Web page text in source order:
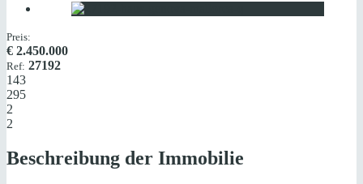
Preis:
€ 2.450.000
Ref: 27192
143
295
2
2
Beschreibung der Immobilie